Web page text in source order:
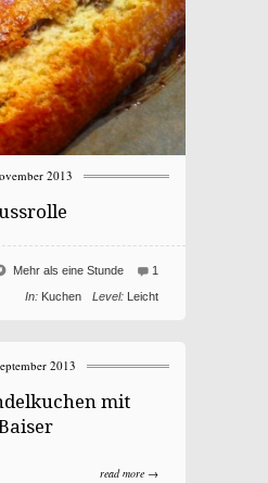
2013
1
Mehr als eine Stunde
Level: Leicht
In: Kuchen
2013
mit
read more →